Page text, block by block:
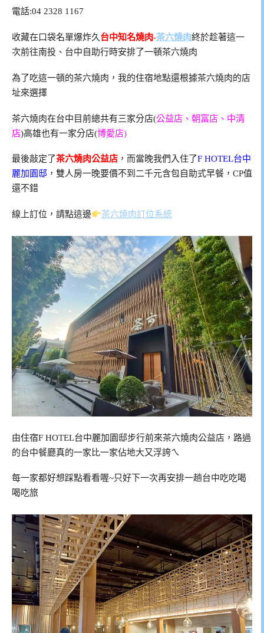
電話:04 2328 1167
收藏在口袋名單爆炸久 台中知名燒肉-茶六燒肉終於趁著這一
次前往南投、台中自助行時安排了一頓茶六燒肉
為了吃這一頓的茶六燒肉，我的住宿地點還根據茶六燒肉的店
址來選擇
茶六燒肉在台中目前總共有三家分店(公益店、朝富店、中清
店)高雄也有一家分店(博愛店)
最後敲定了茶六燒肉公益店 ，而當晚我們入住了F HOTEL台中
麗加園邸 ，雙人房一晚要價不到二千元含包自助式早餐，CP值
還不錯
線上訂位，請點這邊 茶六燒肉訂位系統
由住宿F HOTEL台中麗加園邸步行前來茶六燒肉公益店，路過
的台中餐廳真的一家比一家佔地大又浮誇ㄟ
每一家都好想踩點看看喔~只好下一次再安排一趟台中吃吃喝
喝吃旅